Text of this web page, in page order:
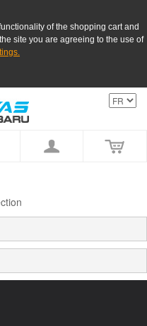
of the shopping cart and
site you are agreeing to the use of